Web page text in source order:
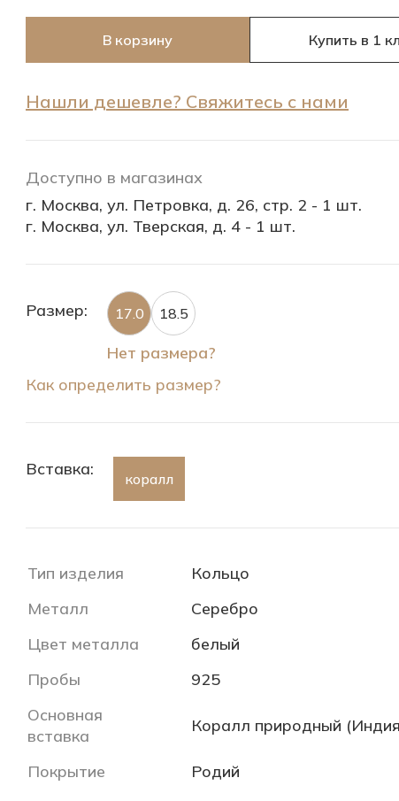
В корзину Купить в 1
Нашли дешевле? Свяжитесь с нами
Доступно в магазинах
г. Москва, ул. Петровка, д. 26, стр. 2 - 1 шт.
г. Москва, ул. Тверская, д. 4 - 1 шт.
Размер: 17.0 18.5
Нет размера?
Как определить размер?
Вставка: коралл
Тип изделия
Кольцо
Металл
Серебро
Цвет металла
белый
Пробы
925
Основная
вставка
Коралл природный
Покрытие Родий